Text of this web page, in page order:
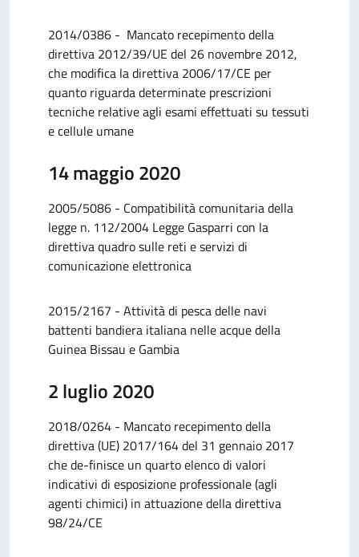
2014/0386 - Mancato recepimento della
direttiva 2012/39/UE del 26 novembre 2012,
che modifica la direttiva 2006/17/CE per
quanto riguarda determinate prescrizioni
tecniche relative agli esami effettuati su tessuti
e cellule umane
14 maggio 2020
2005/5086 - Compatibilità comunitaria della
legge n. 112/2004 Legge Gasparri con la
direttiva quadro sulle reti e servizi di
comunicazione elettronica
2015/2167 - Attività di pesca delle navi
battenti bandiera italiana nelle acque della
Guinea Bissau e Gambia
2 luglio 2020
2018/0264 - Mancato recepimento della
direttiva (UE) 2017/164 del 31 gennaio 2017
che de-finisce un quarto elenco di valori
indicativi di esposizione professionale (agli
agenti chimici) in attuazione della direttiva
98/24/CE